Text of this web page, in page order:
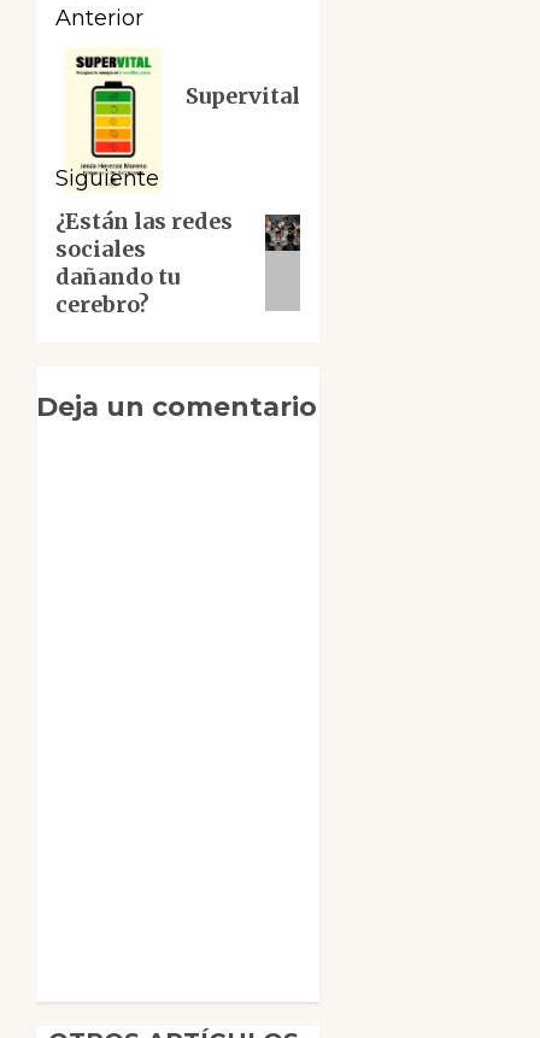
Navegación
de
entradas
Anterior
Entrada
anterior:
Supervital
Siguiente
Siguiente
entrada:
¿Están las redes
sociales
dañando tu
cerebro?
Deja un comentario